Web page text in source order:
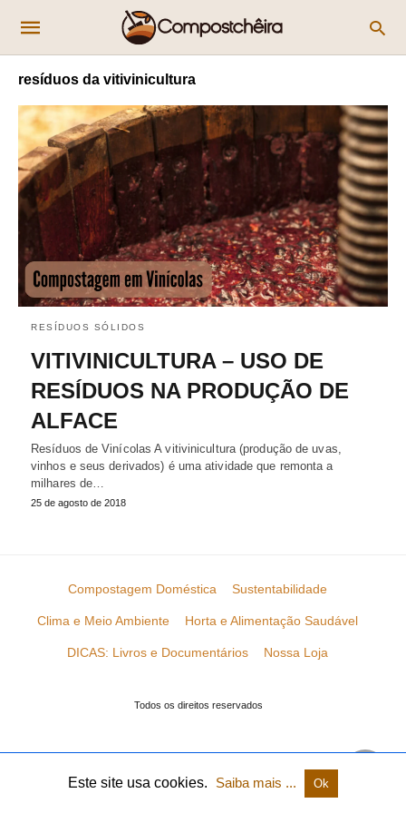
resíduos da vitivinicultura
RESÍDUOS SÓLIDOS
VITIVINICULTURA – USO DE
RESÍDUOS NA PRODUÇÃO DE
ALFACE
Resíduos de Vinícolas A vitivinicultura (produção de uvas,
vinhos e seus derivados) é uma atividade que remonta a
milhares de…
25 de agosto de 2018
Compostagem Doméstica Sustentabilidade
Clima e Meio Ambiente Horta e Alimentação Saudável
DICAS: Livros e Documentários Nossa Loja
Todos os direitos reservados
Este site usa cookies. Saiba mais ... Ok